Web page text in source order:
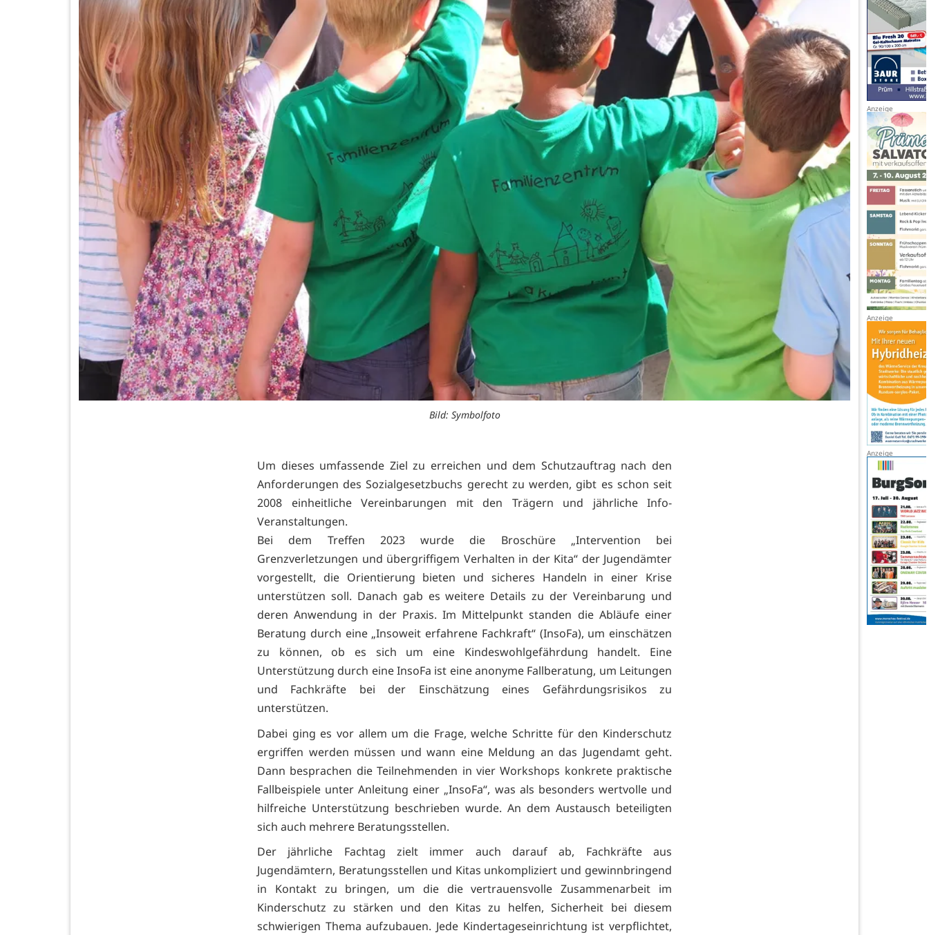
Bild: Symbolfoto
Um dieses umfassende Ziel zu erreichen und dem Schutzauftrag nach den
Anforderungen des Sozialgesetzbuchs gerecht zu werden, gibt es schon seit
2008 einheitliche Vereinbarungen mit den Trägern und jährliche Info-
Veranstaltungen.
Bei dem Treffen 2023 wurde die Broschüre „Intervention bei
Grenzverletzungen und übergriffigem Verhalten in der Kita“ der Jugendämter
vorgestellt, die Orientierung bieten und sicheres Handeln in einer Krise
unterstützen soll. Danach gab es weitere Details zu der Vereinbarung und
deren Anwendung in der Praxis. Im Mittelpunkt standen die Abläufe einer
Beratung durch eine „Insoweit erfahrene Fachkraft“ (InsoFa), um einschätzen
zu können, ob es sich um eine Kindeswohlgefährdung handelt. Eine
Unterstützung durch eine InsoFa ist eine anonyme Fallberatung, um Leitungen
und Fachkräfte bei der Einschätzung eines Gefährdungsrisikos zu
unterstützen.
Dabei ging es vor allem um die Frage, welche Schritte für den Kinderschutz
ergriffen werden müssen und wann eine Meldung an das Jugendamt geht.
Dann besprachen die Teilnehmenden in vier Workshops konkrete praktische
Fallbeispiele unter Anleitung einer „InsoFa“, was als besonders wertvolle und
hilfreiche Unterstützung beschrieben wurde. An dem Austausch beteiligten
sich auch mehrere Beratungsstellen.
Der jährliche Fachtag zielt immer auch darauf ab, Fachkräfte aus
Jugendämtern, Beratungsstellen und Kitas unkompliziert und gewinnbringend
in Kontakt zu bringen, um die die vertrauensvolle Zusammenarbeit im
Kinderschutz zu stärken und den Kitas zu helfen, Sicherheit bei diesem
schwierigen Thema aufzubauen. Jede Kindertageseinrichtung ist verpflichtet,